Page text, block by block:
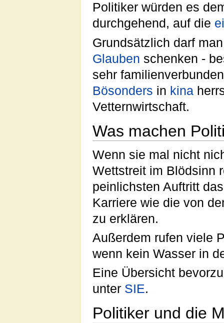
Politiker würden es
durchgehend, auf die
Grundsätzlich darf
Glauben schenken -
sehr
Bösonders in kina
Vetternwirtschaft.
Was machen
Wenn sie mal nicht
Wettstreit im Blödsinn
peinlichsten Auftritt
Karriere wie die von
zu erklären.
Außerdem rufen viele
wenn kein Wasser in
Eine Übersicht
unter SIE.
Politiker und die